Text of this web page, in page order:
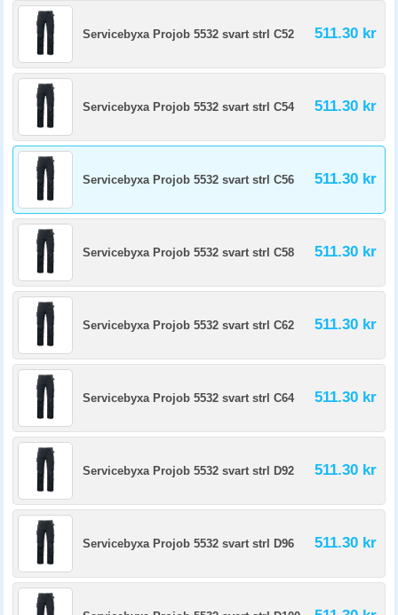
Servicebyxa Projob 5532 svart strl C52 511.30 kr
Servicebyxa Projob 5532 svart strl C54 511.30 kr
Servicebyxa Projob 5532 svart strl C56 511.30 kr
Servicebyxa Projob 5532 svart strl C58 511.30 kr
Servicebyxa Projob 5532 svart strl C62 511.30 kr
Servicebyxa Projob 5532 svart strl C64 511.30 kr
Servicebyxa Projob 5532 svart strl D92 511.30 kr
Servicebyxa Projob 5532 svart strl D96 511.30 kr